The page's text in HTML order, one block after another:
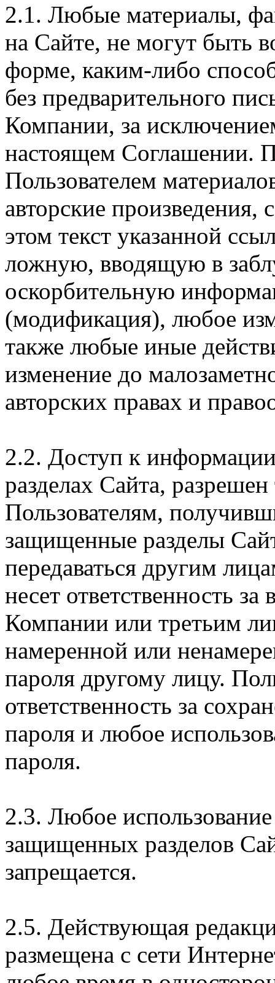
2.1. Любые материалы,
на Сайте, не могут быть
форме, каким-либо
без предварительного
Компании, за
настоящем Соглашении.
Пользователем
авторские произведения,
этом текст указанной
ложную, вводящую в
оскорбительную
(модификация), любое
также любые иные
изменение до
авторских правах и
2.2. Доступ к
разделах Сайта,
Пользователям,
защищенные разделы
передаваться другим
несет ответственность
Компании или третьим
намеренной или
пароля другому лицу.
ответственность за
пароля и любое
пароля.
2.3. Любое
защищенных разделов
запрещается.
2.5. Действующая
размещена с сети